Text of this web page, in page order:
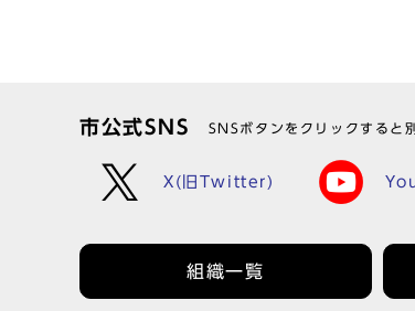
市公式SNS SNSボタンをクリックすると
X(旧Twitter)
組織一覧